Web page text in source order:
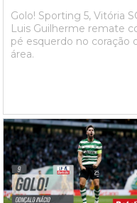
Golo! Sporting 5, Vitória
Luis Guilherme remate
pé esquerdo no coração
área.